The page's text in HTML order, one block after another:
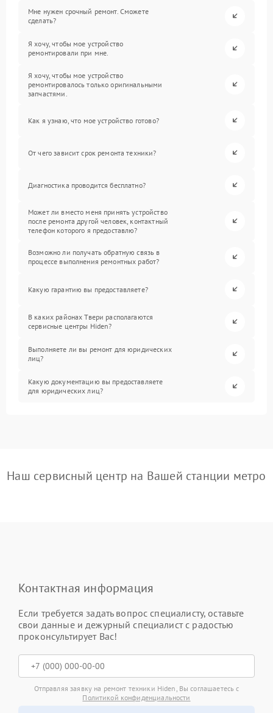
Мне нужен срочный ремонт. Сможете
сделать?
Я хочу, чтобы мое устройство
ремонтировали при мне.
Я хочу, чтобы мое устройство
ремонтировалось только оригинальными
запчастями.
Как я узнаю, что мое устройство готово?
От чего зависит срок ремонта техники?
Диагностика проводится бесплатно?
Может ли вместо меня принять устройство
после ремонта другой человек, контактный
телефон которого я предоставлю?
Возможно ли получать обратную связь в
процессе выполнения ремонтных работ?
Какую гарантию вы предоставляете?
В каких районах Твери располагаются
сервисные центры Hiden?
Выполняете ли вы ремонт для юридических
лиц?
Какую документацию вы предоставляете
для юридических лиц?
Наш сервисный центр на Вашей станции метро
Контактная информация
Если требуется задать вопрос специалисту, оставьте
свои данные и дежурный специалист с радостью
проконсультирует Вас!
Отправляя заявку на ремонт техники Hiden, Вы соглашаетесь с
Политикой конфиденциальности